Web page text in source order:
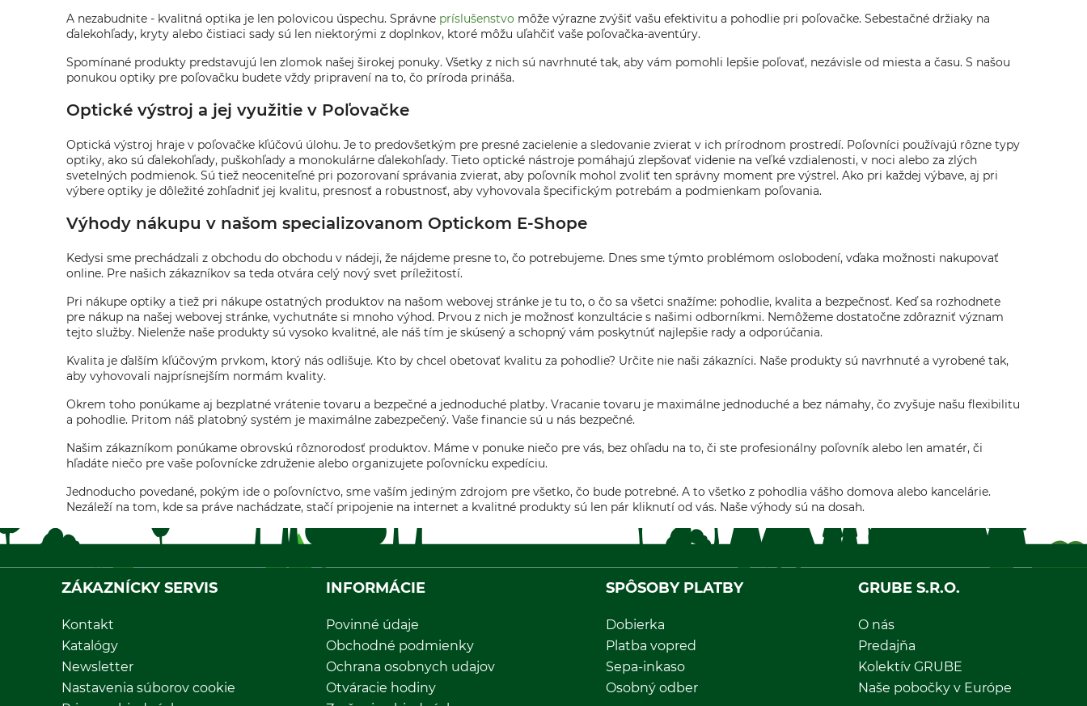
A nezabudnite - kvalitná optika je len polovicou úspechu. Správne príslušenstvo môže výrazne zvýšiť vašu efektivitu a pohodlie pri poľovačke. Sebestačné držiaky na
ďalekohľady, kryty alebo čistiaci sady sú len niektorými z doplnkov, ktoré môžu uľahčiť vaše poľovačka-aventúry.
Spomínané produkty predstavujú len zlomok našej širokej ponuky. Všetky z nich sú navrhnuté tak, aby vám pomohli lepšie poľovať, nezávisle od miesta a času. S našou
ponukou optiky pre poľovačku budete vždy pripravení na to, čo príroda prináša.
Optické výstroj a jej využitie v Poľovačke
Optická výstroj hraje v poľovačke kľúčovú úlohu. Je to predovšetkým pre presné zacielenie a sledovanie zvierat v ich prírodnom prostredí. Poľovníci používajú rôzne typy
optiky, ako sú ďalekohľady, puškohľady a monokulárne ďalekohľady. Tieto optické nástroje pomáhajú zlepšovať videnie na veľké vzdialenosti, v noci alebo za zlých
svetelných podmienok. Sú tiež neoceniteľné pri pozorovaní správania zvierat, aby poľovník mohol zvoliť ten správny moment pre výstrel. Ako pri každej výbave, aj pri
výbere optiky je dôležité zohľadniť jej kvalitu, presnosť a robustnosť, aby vyhovovala špecifickým potrebám a podmienkam poľovania.
Výhody nákupu v našom specializovanom Optickom E-Shope
Kedysi sme prechádzali z obchodu do obchodu v nádeji, že nájdeme presne to, čo potrebujeme. Dnes sme týmto problémom oslobodení, vďaka možnosti nakupovať
online. Pre našich zákazníkov sa teda otvára celý nový svet príležitostí.
Pri nákupe optiky a tiež pri nákupe ostatných produktov na našom webovej stránke je tu to, o čo sa všetci snažíme: pohodlie, kvalita a bezpečnosť. Keď sa rozhodnete
pre nákup na našej webovej stránke, vychutnáte si mnoho výhod. Prvou z nich je možnosť konzultácie s našimi odborníkmi. Nemôžeme dostatočne zdôrazniť význam
tejto služby. Nielenže naše produkty sú vysoko kvalitné, ale náš tím je skúsený a schopný vám poskytnúť najlepšie rady a odporúčania.
Kvalita je ďalším kľúčovým prvkom, ktorý nás odlišuje. Kto by chcel obetovať kvalitu za pohodlie? Určite nie naši zákazníci. Naše produkty sú navrhnuté a vyrobené tak,
aby vyhovovali najprísnejším normám kvality.
Okrem toho ponúkame aj bezplatné vrátenie tovaru a bezpečné a jednoduché platby. Vracanie tovaru je maximálne jednoduché a bez námahy, čo zvyšuje našu flexibilitu
a pohodlie. Pritom náš platobný systém je maximálne zabezpečený. Vaše financie sú u nás bezpečné.
Našim zákazníkom ponúkame obrovskú rôznorodosť produktov. Máme v ponuke niečo pre vás, bez ohľadu na to, či ste profesionálny poľovník alebo len amatér, či
hľadáte niečo pre vaše poľovnícke združenie alebo organizujete poľovnícku expedíciu.
Jednoducho povedané, pokým ide o poľovníctvo, sme vaším jediným zdrojom pre všetko, čo bude potrebné. A to všetko z pohodlia vášho domova alebo kancelárie.
Nezáleží na tom, kde sa práve nachádzate, stačí pripojenie na internet a kvalitné produkty sú len pár kliknutí od vás. Naše výhody sú na dosah.
ZÁKAZNÍCKY SERVIS
Kontakt
Katalógy
Newsletter
Nastavenia súborov cookie
INFORMÁCIE
Povinné údaje
Obchodné podmienky
Ochrana osobnych udajov
Otváracie hodiny
SPÔSOBY PLATBY
Dobierka
Platba vopred
Sepa-inkaso
Osobný odber
GRUBE S.R.O.
O nás
Predajňa
Kolektív GRUBE
Naše pobočky v Európe